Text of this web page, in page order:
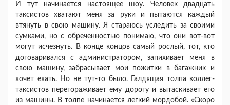
И тут начинается настоящее шоу. Человек два­дцать
таксистов хватают меня за руки и пытаются каждый
втянуть в свою машину. Я стараюсь усле­дить за своими
сумками, но с обреченностью пони­маю, что они вот-вот
могут исчезнуть. В конце концов самый рослый, тот, кто
договаривался с администратором, запихивает меня в
свою машину, забрасывает мои пожитки в багажник и
хочет ехать. Но не тут-то было. Галдящая толпа коллег-
таксистов перегораживает ему дорогу и вытаскивает его
из ма­шины. В толпе начинается легкий мордобой. «Скоро